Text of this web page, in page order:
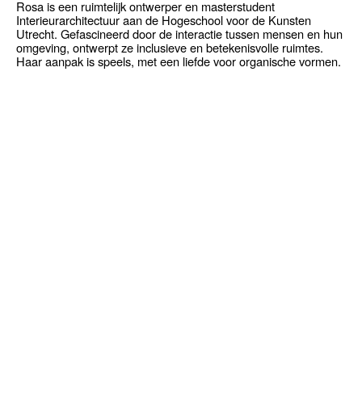
Rosa is een ruimtelijk ontwerper en masterstudent
Interieurarchitectuur aan de Hogeschool voor de Kunsten
Utrecht. Gefascineerd door de interactie tussen mensen en hun
omgeving, ontwerpt ze inclusieve en betekenisvolle ruimtes.
Haar aanpak is speels, met een liefde voor organische vormen.